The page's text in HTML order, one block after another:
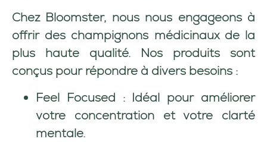
Chez Bloomster, nous nous engageons à
offrir des champignons médicinaux de la
plus haute qualité. Nos produits sont
conçus pour répondre à divers besoins :
Feel Focused : Idéal pour améliorer
votre concentration et votre clarté
mentale.